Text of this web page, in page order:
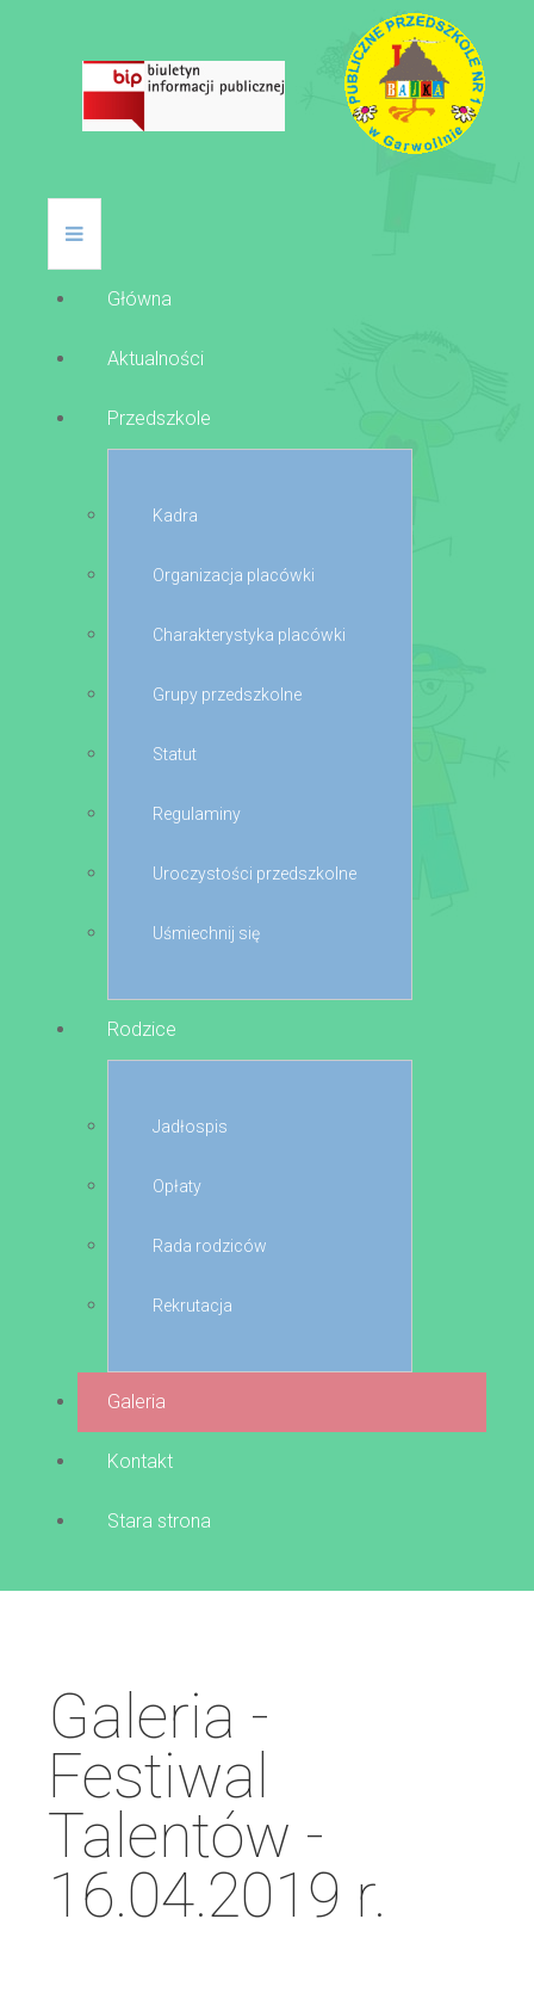
Główna
Aktualności
Przedszkole
Kadra
Organizacja placówki
Charakterystyka placówki
Grupy przedszkolne
Statut
Regulaminy
Uroczystości przedszkolne
Uśmiechnij się
Rodzice
Jadłospis
Opłaty
Rada rodziców
Rekrutacja
Galeria
Kontakt
Stara strona
Galeria -
Festiwal
Talentów -
16.04.2019 r.